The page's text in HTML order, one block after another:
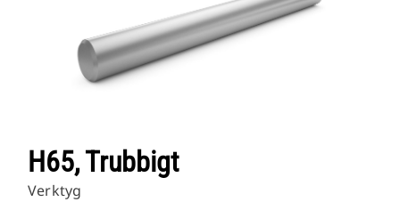
H65, Trubbigt
Verktyg